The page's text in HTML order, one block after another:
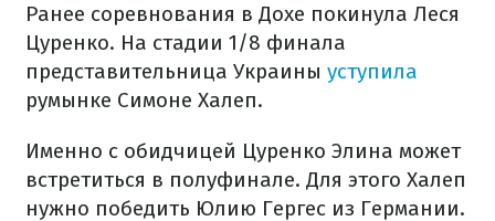
Ранее соревнования в Дохе покинула Леся
Цуренко. На стадии 1/8 финала
представительница Украины уступила
румынке Симоне Халеп.
Именно с обидчицей Цуренко Элина может
встретиться в полуфинале. Для этого Халеп
нужно победить Юлию Гергес из Германии.